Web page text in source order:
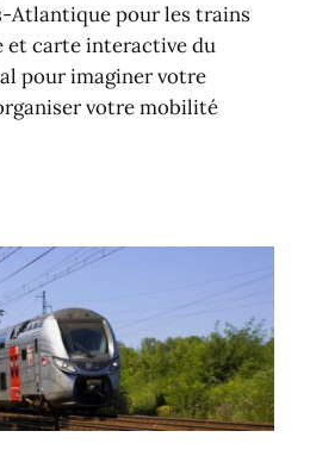
Atlantique pour les trains
et carte interactive du
pour imaginer votre
votre mobilité